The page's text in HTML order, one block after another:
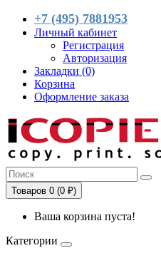
+7 (495) 7881953
Личный кабинет
Регистрация
Авторизация
Закладки (0)
Корзина
Оформление заказа
Товаров 0 (0 ₽)
Ваша корзина пуста!
Категории